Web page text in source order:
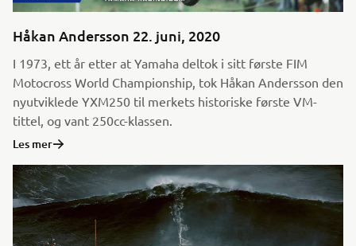
Håkan Andersson 22. juni, 2020
I 1973, ett år etter at Yamaha deltok i sitt første FIM
Motocross World Championship, tok Håkan Andersson den
nyutviklede YXM250 til merkets historiske første VM-
tittel, og vant 250cc-klassen.
Les mer